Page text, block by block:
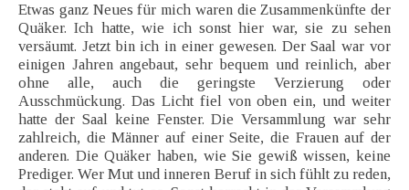
Etwas ganz Neues für mich waren die Zusammenkünfte der
Quäker. Ich hatte, wie ich sonst hier war, sie zu sehen
versäumt. Jetzt bin ich in einer gewesen. Der Saal war vor
einigen Jahren angebaut, sehr bequem und reinlich, aber
ohne alle, auch die geringste Verzierung oder
Ausschmückung. Das Licht fiel von oben ein, und weiter
hatte der Saal keine Fenster. Die Versammlung war sehr
zahlreich, die Männer auf einer Seite, die Frauen auf der
anderen. Die Quäker haben, wie Sie gewiß wissen, keine
Prediger. Wer Mut und inneren Beruf in sich fühlt zu reden,